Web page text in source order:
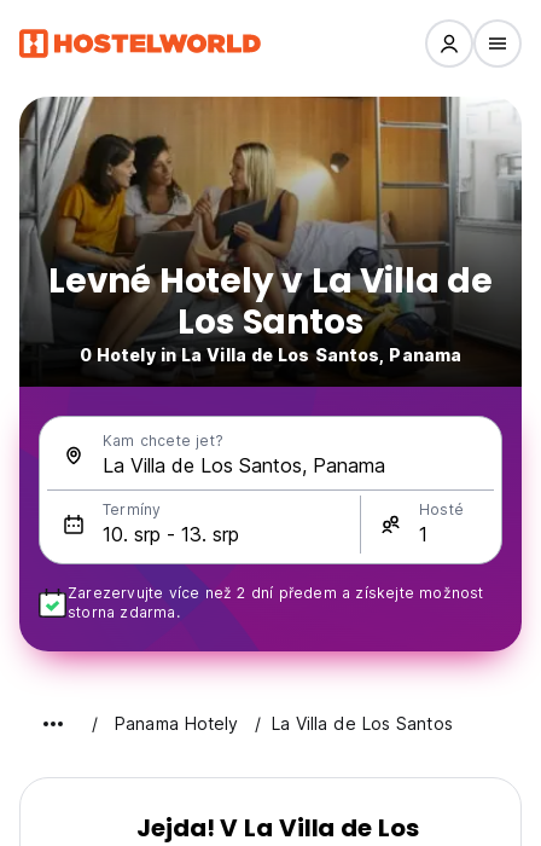
Levné Hotely v La Villa de
Los Santos
0 Hotely in La Villa de Los Santos, Panama
Kam chcete jet?
Termíny Hosté
Zarezervujte více než 2 dní předem a získejte možnost
storna zdarma.
Panama Hotely La Villa de Los Santos
Jejda! V La Villa de Los